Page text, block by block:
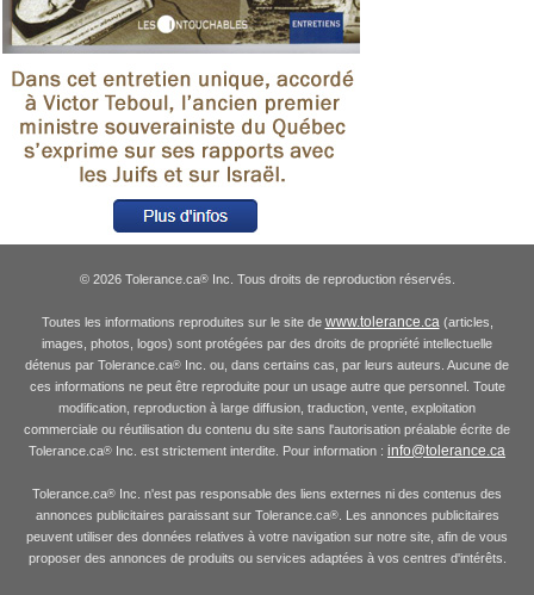
© 2026 Tolerance.ca®Inc. Tous droits de reproduction réservés.
Toutes les informations reproduites sur le site de www.tolerance.ca(articles,
images, photos, logos) sont protégées par des droits de propriété intellectuelle
détenus par Tolerance.ca® Inc. ou, dans certains cas, par leurs auteurs. Aucune de
ces informations ne peut être reproduite pour un usage autre que personnel. Toute
modification, reproduction à large diffusion, traduction, vente, exploitation
commerciale ou réutilisation du contenu du site sans l'autorisation préalable écrite de
Tolerance.ca® Inc. est strictement interdite. Pour information : info@tolerance.ca
Tolerance.ca® Inc. n'est pas responsable des liens externes ni des contenus des
annonces publicitaires paraissant sur Tolerance.ca®. Les annonces publicitaires
peuvent utiliser des données relatives à votre navigation sur notre site, afin de vous
proposer des annonces de produits ou services adaptées à vos centres d'intérêts.